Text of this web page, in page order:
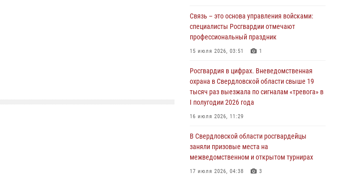
04 августа 2026, 09:57 2 1
Росгвардия приняла участие в обеспечении
безопасности Дня города в Екатеринбурге
Росгвардия приняла участие в
межведомственном антитеррористическом
учении в Свердловской области
31 июля 2026, 12:27
Росгвардия обеспечивает безопасность
граждан на южном направлении
31 июля 2026, 06:56 1
Связь – это основа управления войсками:
специалисты Росгвардии отмечают
профессиональный праздник
15 июля 2026, 03:51 1
Росгвардия в цифрах. Вневедомственная
охрана в Свердловской области свыше 19
тысяч раз выезжала по сигналам «тревога» в
I полугодии 2026 года
16 июля 2026, 11:29
В Свердловской области росгвардейцы
заняли призовые места на
межведомственном и открытом турнирах
17 июля 2026, 04:38 3